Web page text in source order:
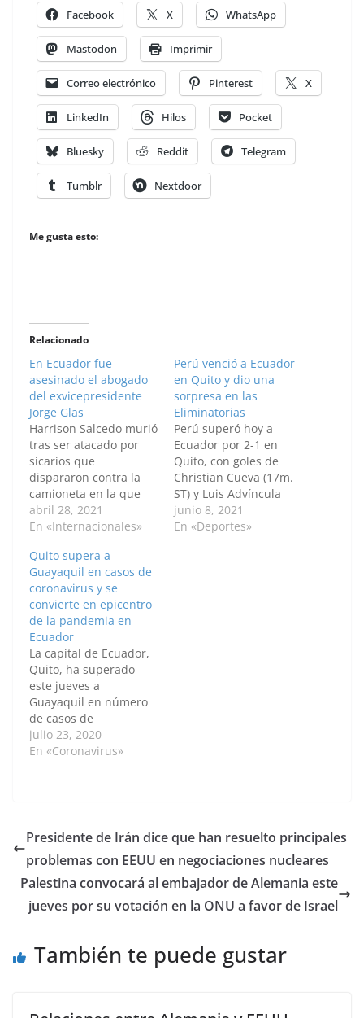
Facebook X WhatsApp
Mastodon Imprimir
Correo electrónico Pinterest X
LinkedIn Hilos Pocket
Bluesky Reddit Telegram
Tumblr Nextdoor
Me gusta esto:
Relacionado
En Ecuador fue
asesinado el abogado
del exvicepresidente
Jorge Glas
Harrison Salcedo murió
tras ser atacado por
sicarios que
dispararon contra la
camioneta en la que
viajaba en el norte de
Quito. Por: Santiago
Este miércoles 28 de
abril fue asesinado en
Quito, Ecuador,
Harrison Salcedo,
abogado del
exvicepresidente Jorge
Glas y del líder de la
organización…
abril 28, 2021
En «Internacionales»
Perú venció a Ecuador
en Quito y dio una
sorpresa en las
Eliminatorias
Perú superó hoy a
Ecuador por 2-1 en
Quito, con goles de
Christian Cueva (17m.
ST) y Luis Advíncula
(43m. ST) en el ganador
y el descuento de
junio 8, 2021
En «Deportes»
Quito supera a
Guayaquil en casos de
coronavirus y se
convierte en epicentro
de la pandemia en
Ecuador
La capital de Ecuador,
Quito, ha superado
este jueves a
Guayaquil en número
de casos de
coronavirus,
convirtiéndose así en
cuenta con 11.900
confirmados, mientras
que Guayaquil registra
contagiadas. En las…
julio 23, 2020
En «Coronavirus»
Presidente de Irán dice que han resuelto principales
problemas con EEUU en negociaciones nucleares
Palestina convocará al embajador de Alemania este
jueves por su votación en la ONU a favor de Israel
También te puede gustar